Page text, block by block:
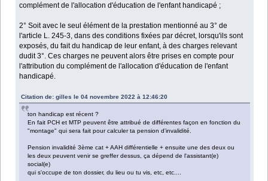
complément de l'allocation d'éducation de l'enfant handicapé ;
2° Soit avec le seul élément de la prestation mentionné au 3° de
l'article L. 245-3, dans des conditions fixées par décret, lorsqu'ils sont
exposés, du fait du handicap de leur enfant, à des charges relevant
dudit 3°. Ces charges ne peuvent alors être prises en compte pour
l'attribution du complément de l'allocation d'éducation de l'enfant
handicapé.
Citation de: gilles le 04 novembre 2022 à 12:46:20
ton handicap est récent ?
En fait PCH et MTP peuvent être attribué de différentes façon en fonction du
"montage" qui sera fait pour calculer ta pension d'invalidité.
Pension invalidité 3ème cat + AAH différentielle + ensuite une des deux ou
les deux peuvent venir se greffer dessus, ça dépend de l'assistant(e)
social(e)
qui s'occupe de ton dossier, du lieu ou tu vis, etc, etc....